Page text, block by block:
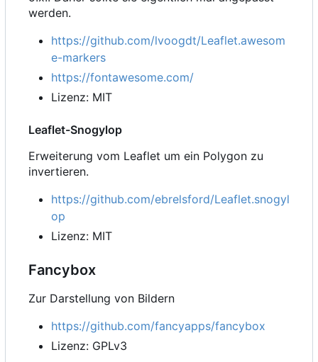
werden.
https://github.com/lvoogdt/Leaflet.awesom
e-markers
https://fontawesome.com/
Lizenz: MIT
Leaflet-Snogylop
Erweiterung vom Leaflet um ein Polygon zu
invertieren.
https://github.com/ebrelsford/Leaflet.snogyl
op
Lizenz: MIT
Fancybox
Zur Darstellung von Bildern
https://github.com/fancyapps/fancybox
Lizenz: GPLv3